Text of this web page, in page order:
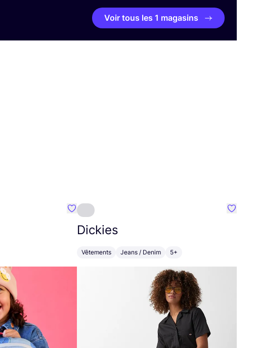
Voir tous les 1 magasins
Préféré {nom}
Dickies
Vêtements Jeans / Denim 5+